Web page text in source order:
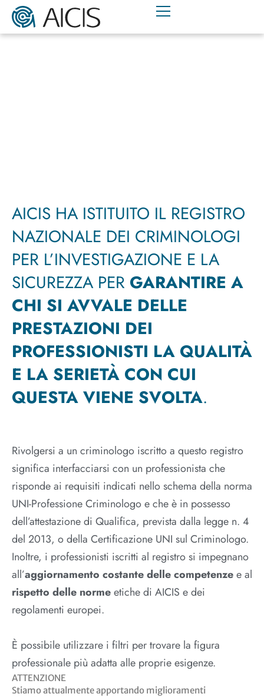
AICIS HA ISTITUITO IL REGISTRO
NAZIONALE DEI CRIMINOLOGI
PER L’INVESTIGAZIONE E LA
SICUREZZA PER GARANTIRE A
CHI SI AVVALE DELLE
PRESTAZIONI DEI
PROFESSIONISTI LA QUALITÀ
E LA SERIETÀ CON CUI
QUESTA VIENE SVOLTA.
Rivolgersi a un criminologo iscritto a questo registro
significa interfacciarsi con un professionista che
risponde ai requisiti indicati nello schema della norma
UNI-Professione Criminologo e che è in possesso
dell’attestazione di Qualifica, prevista dalla legge n. 4
del 2013, o della Certificazione UNI sul Criminologo.
Inoltre, i professionisti iscritti al registro si impegnano
all’aggiornamento costante delle competenzee al
rispetto delle normeetiche di AICIS e dei
regolamenti europei.
È possibile utilizzare i filtri per trovare la figura
professionale più adatta alle proprie esigenze.
ATTENZIONE
Stiamo attualmente apportando miglioramenti